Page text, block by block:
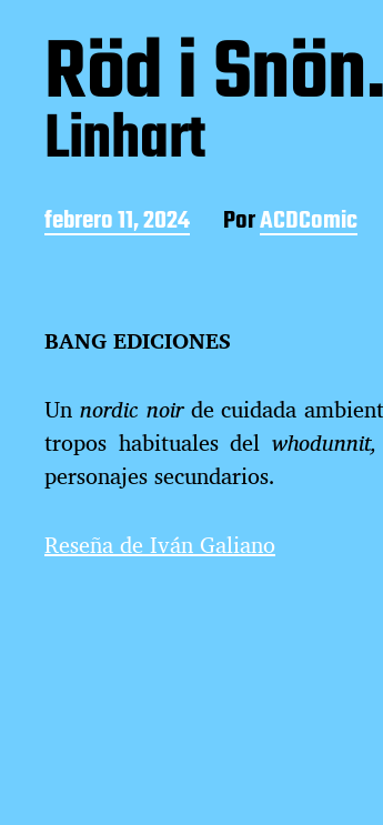
Röd i
Linhart
F
e
d
l
a
e
n
t
a
d
febrero 11, 2024 PorACDComic
BANG EDICIONES
Un nordic noirde cuidada
tropos habituales del
personajes secundarios.
Reseña de Iván Galiano